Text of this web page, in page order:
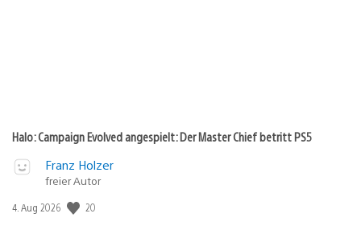
Halo: Campaign Evolved angespielt: Der Master Chief betritt PS5
Franz Holzer
freier Autor
Veröffentlichungsdatum:
4. Aug 2026 20